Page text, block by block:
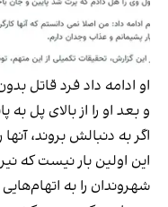
او ادامه داد فرد قاتل
و بعد او را از بالای پل به
اگر به دنبالش بروند،
این اولین بار نیست که
شهروندان را به